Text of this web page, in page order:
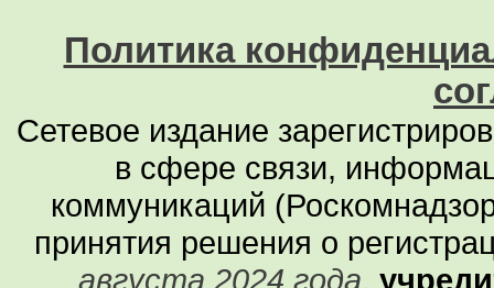
Политика
Сетевое издание
в сфере связи,
коммуникаций
принятия решения о
августа 2024 года,